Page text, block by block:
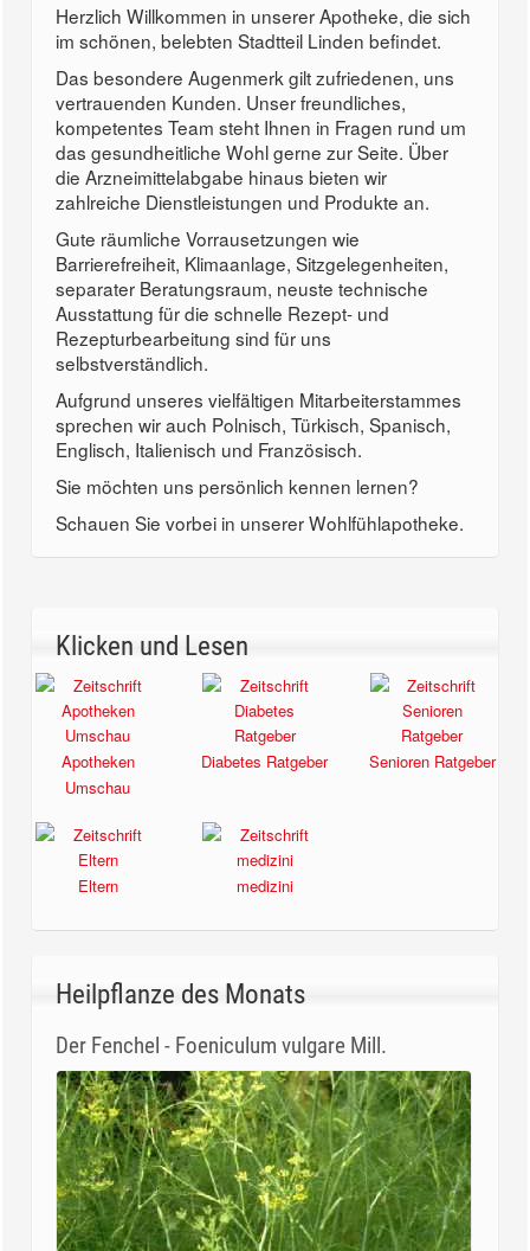
Herzlich Willkommen in unserer Apotheke, die sich
im schönen, belebten Stadtteil Linden befindet.
Das besondere Augenmerk gilt zufriedenen, uns
vertrauenden Kunden. Unser freundliches,
kompetentes Team steht Ihnen in Fragen rund um
das gesundheitliche Wohl gerne zur Seite. Über
die Arzneimittelabgabe hinaus bieten wir
zahlreiche Dienstleistungen und Produkte an.
Gute räumliche Vorrausetzungen wie
Barrierefreiheit, Klimaanlage, Sitzgelegenheiten,
separater Beratungsraum, neuste technische
Ausstattung für die schnelle Rezept- und
Rezepturbearbeitung sind für uns
selbstverständlich.
Aufgrund unseres vielfältigen Mitarbeiterstammes
sprechen wir auch Polnisch, Türkisch, Spanisch,
Englisch, Italienisch und Französisch.
Sie möchten uns persönlich kennen lernen?
Schauen Sie vorbei in unserer Wohlfühlapotheke.
Klicken und Lesen
Apotheken
Umschau
Diabetes Ratgeber Senioren Ratgeber
Eltern medizini
Heilpflanze des Monats
Der Fenchel - Foeniculum vulgare Mill.